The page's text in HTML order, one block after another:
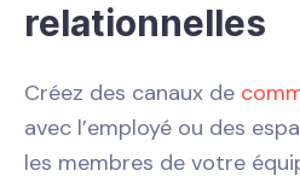
relationnelles
Créez des canaux de
avec l’employé ou des
les membres de votre